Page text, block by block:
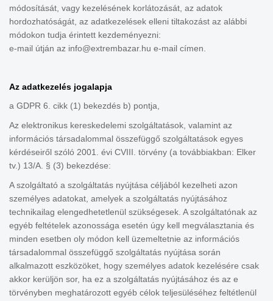
módosítását, vagy kezelésének korlátozását, az adatok
hordozhatóságát, az adatkezelések elleni tiltakozást az alábbi
módokon tudja érintett kezdeményezni:
e-mail útján az info@extrembazar.hu e-mail címen.
Az adatkezelés jogalapja
a GDPR 6. cikk (1) bekezdés b) pontja,
Az elektronikus kereskedelemi szolgáltatások, valamint az
információs társadalommal összefüggő szolgáltatások egyes
kérdéseiről szóló 2001. évi CVIII. törvény (a továbbiakban: Elker
tv.) 13/A. § (3) bekezdése:
A szolgáltató a szolgáltatás nyújtása céljából kezelheti azon
személyes adatokat, amelyek a szolgáltatás nyújtásához
technikailag elengedhetetlenül szükségesek. A szolgáltatónak az
egyéb feltételek azonossága esetén úgy kell megválasztania és
minden esetben oly módon kell üzemeltetnie az információs
társadalommal összefüggő szolgáltatás nyújtása során
alkalmazott eszközöket, hogy személyes adatok kezelésére csak
akkor kerüljön sor, ha ez a szolgáltatás nyújtásához és az e
törvényben meghatározott egyéb célok teljesüléséhez feltétlenül